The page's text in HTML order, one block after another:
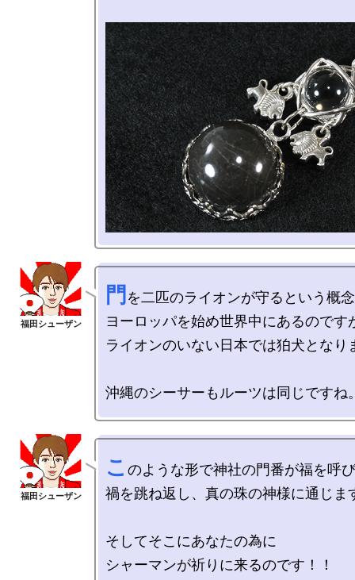
門 を二匹のライオンが守るという概
ヨーロッパを始め世界中にあるのです
ライオンのいない日本では狛犬となり
こ のような形で神社の門番が福を呼
禍を跳ね返し、真の珠の神様に通じま
そしてそこにあなたの為に